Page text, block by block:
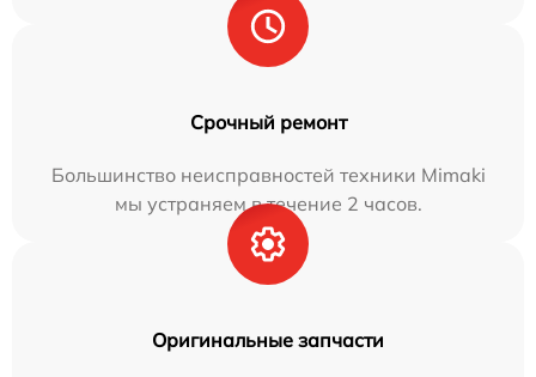
Срочный ремонт
Большинство неисправностей техники Mimaki
мы устраняем в течение 2 часов.
Оригинальные запчасти